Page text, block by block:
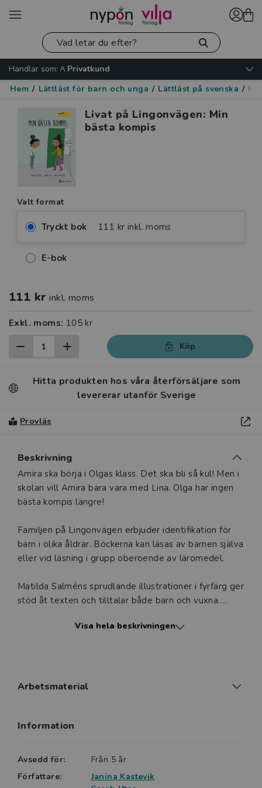
Handlar som:
Privatkund
Hem / Lättläst för barn och unga / Lättläst på svenska /
Livat på Lingonvägen: Min
bästa kompis
Valt format
Tryckt bok 111 kr inkl. moms
E-bok
111 kr inkl. moms
Exkl. moms: 105 kr
Köp
Hitta produkten hos våra återförsäljare som
levererar utanför Sverige
Provläs
Beskrivning
Beskrivning
Amira ska börja i Olgas klass. Det ska bli så kul! Men i
skolan vill Amira bara vara med Lina. Olga har ingen
bästa kompis längre!
Familjen på Lingonvägen erbjuder identifikation för
barn i olika åldrar. Böckerna kan läsas av barnen själva
eller vid läsning i grupp oberoende av läromedel.
Matilda Salméns sprudlande illustrationer i fyrfärg ger
stöd åt texten och tilltalar både barn och vuxna.
pedagogiskt utarbetade för barn som precis börjat
Böckerna är indelade i fyra nivåer, och
läsa en bok till. Den här boken tillhör nivå Gul, dvs tre
köps separat.
Nivå 3 Gul kännetecknas av:
Visa hela beskrivningen
Arbetsmaterial
Information
Avsedd för:
Från 5 år
Författare:
Janina Kastevik